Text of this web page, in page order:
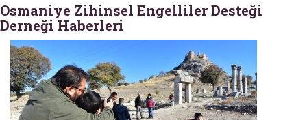
Osmaniye Zihinsel Engelliler Desteği
Derneği Haberleri